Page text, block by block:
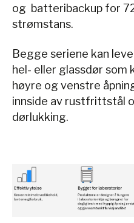
og batteribackup for
strømstans.
Begge seriene kan
hel- eller glassdør som
høyre og venstre
innside av rustfrittstål
dørlukking.